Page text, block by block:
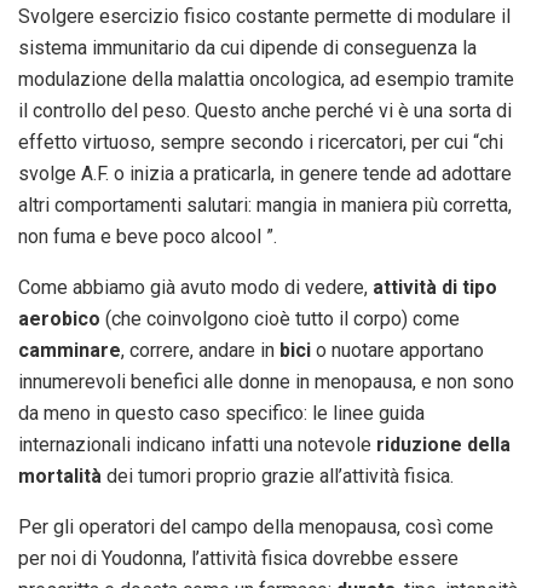
Svolgere esercizio fisico costante permette di modulare il
sistema immunitario da cui dipende di conseguenza la
modulazione della malattia oncologica, ad esempio tramite
il controllo del peso. Questo anche perché vi è una sorta di
effetto virtuoso, sempre secondo i ricercatori, per cui “chi
svolge A.F. o inizia a praticarla, in genere tende ad adottare
altri comportamenti salutari: mangia in maniera più corretta,
non fuma e beve poco alcool ”.
Come abbiamo già avuto modo di vedere, attività di tipo
aerobico (che coinvolgono cioè tutto il corpo) come
camminare, correre, andare in bici o nuotare apportano
innumerevoli benefici alle donne in menopausa, e non sono
da meno in questo caso specifico: le linee guida
internazionali indicano infatti una notevole riduzione della
mortalità dei tumori proprio grazie all’attività fisica.
Per gli operatori del campo della menopausa, così come
per noi di Youdonna, l’attività fisica dovrebbe essere